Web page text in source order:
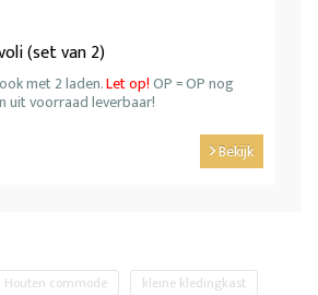
(set van 2)
met 2 laden.Let op!OP = OP nog
uit voorraad leverbaar!
Bekijk
Houten commode
kleine kledingkast